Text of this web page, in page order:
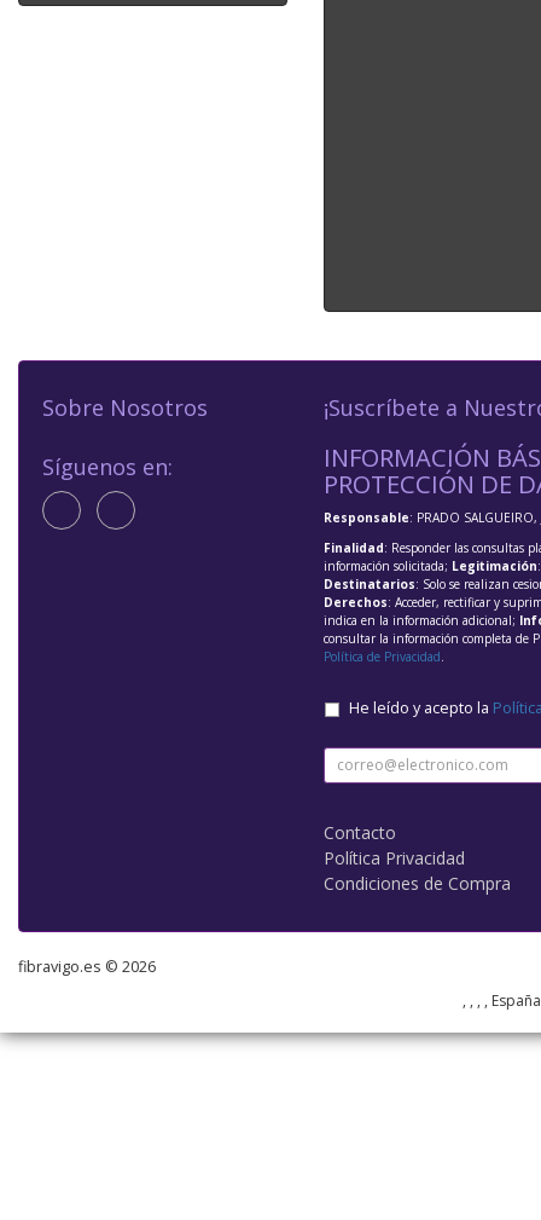
Sobre Nosotros
Síguenos en:
¡Suscríbete a
INFORMACIÓN
PROTECCIÓN DE
Responsable: PRADO SALGUEIRO,
Finalidad: Responder las consultas
información solicitada; Legitimación
Destinatarios: Solo se realizan
Derechos: Acceder, rectificar y
indica en la información adicional;
consultar la información completa de
Política de Privacidad
He leído y acepto la
Contacto
Política Privacidad
Condiciones de Compra
fibravigo.es © 2026
, , , ,